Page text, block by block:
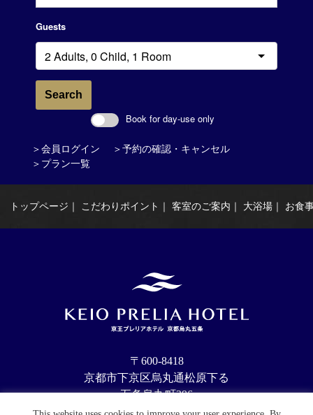
Guests
Search
Book for day-use only
＞会員ログイン
＞予約の確認・キャンセル
＞プラン一覧
トップページ こだわりポイント 客室のご案内 大浴場 お食
〒600-8418
京都市下京区烏丸通松原下る
五条烏丸町396
お問合せ Tel：075-352-5111